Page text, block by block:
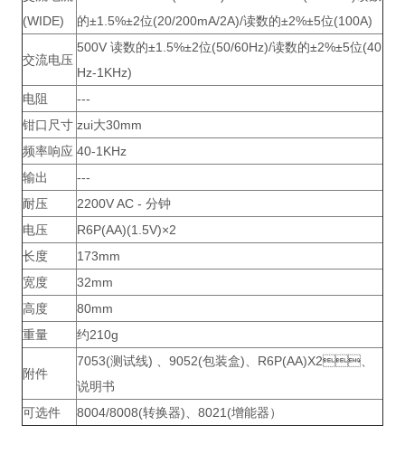
(WIDE)
的±1.5%±2位(20/200mA/2A)/读数的±2%±5位(100A)
交流电压
500V 读数的±1.5%±2位(50/60Hz)/读数的±2%±5位(40
Hz-1KHz)
电阻
---
钳口尺寸 zui大30mm
频率响应 40-1KHz
输出
---
耐压
2200V AC - 分钟
电压
R6P(AA)(1.5V)×2
长度
173mm
宽度
32mm
高度
80mm
重量
约210g
附件
7053(测试线) 、9052(包装盒)、R6P(AA)X2、
说明书
可选件
8004/8008(转换器)、8021(增能器）